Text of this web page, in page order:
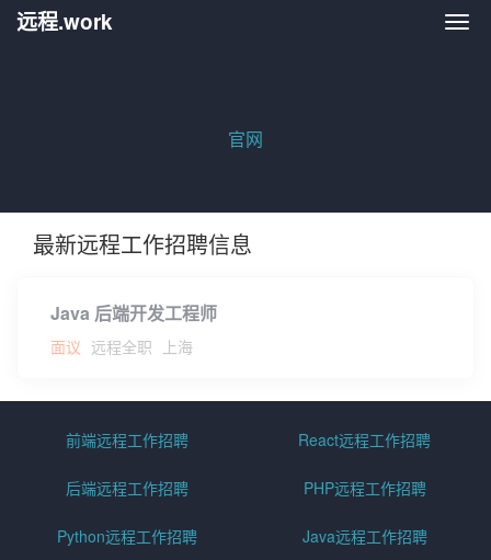
远
远程.work
官网
最新远程工作招聘信息
Java 后端开发工程师
面议 远程全职 上海
前端远程工作招聘 React远程工作招聘
后端远程工作招聘 PHP远程工作招聘
Python远程工作招聘 Java远程工作招聘